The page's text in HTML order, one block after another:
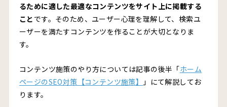
るために適した最適なコンテンツをサイト上に掲載する
こと です。そのため、ユーザー心理を理解して、検索ユ
ーザーを満たすコンテンツを作ることが大切となりま
す。
コンテンツ施策のやり方については記事の後半「ホーム
ページのSEO対策【コンテンツ施策】
」にて解説してお
ります。